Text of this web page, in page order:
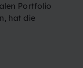
Portfolio
hat die
2006